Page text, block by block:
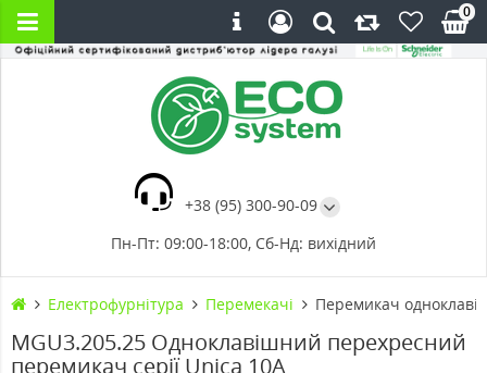
+38 (95) 300-90-09
Пн-Пт: 09:00-18:00, Сб-Нд: вихідний
0
Електрофурнітура Перемекачі Перемикач
MGU3.205.25 Одноклавішний перехресний
перемикач серії Unica 10А